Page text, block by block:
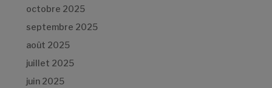
octobre 2025
septembre 2025
août 2025
juillet 2025
juin 2025